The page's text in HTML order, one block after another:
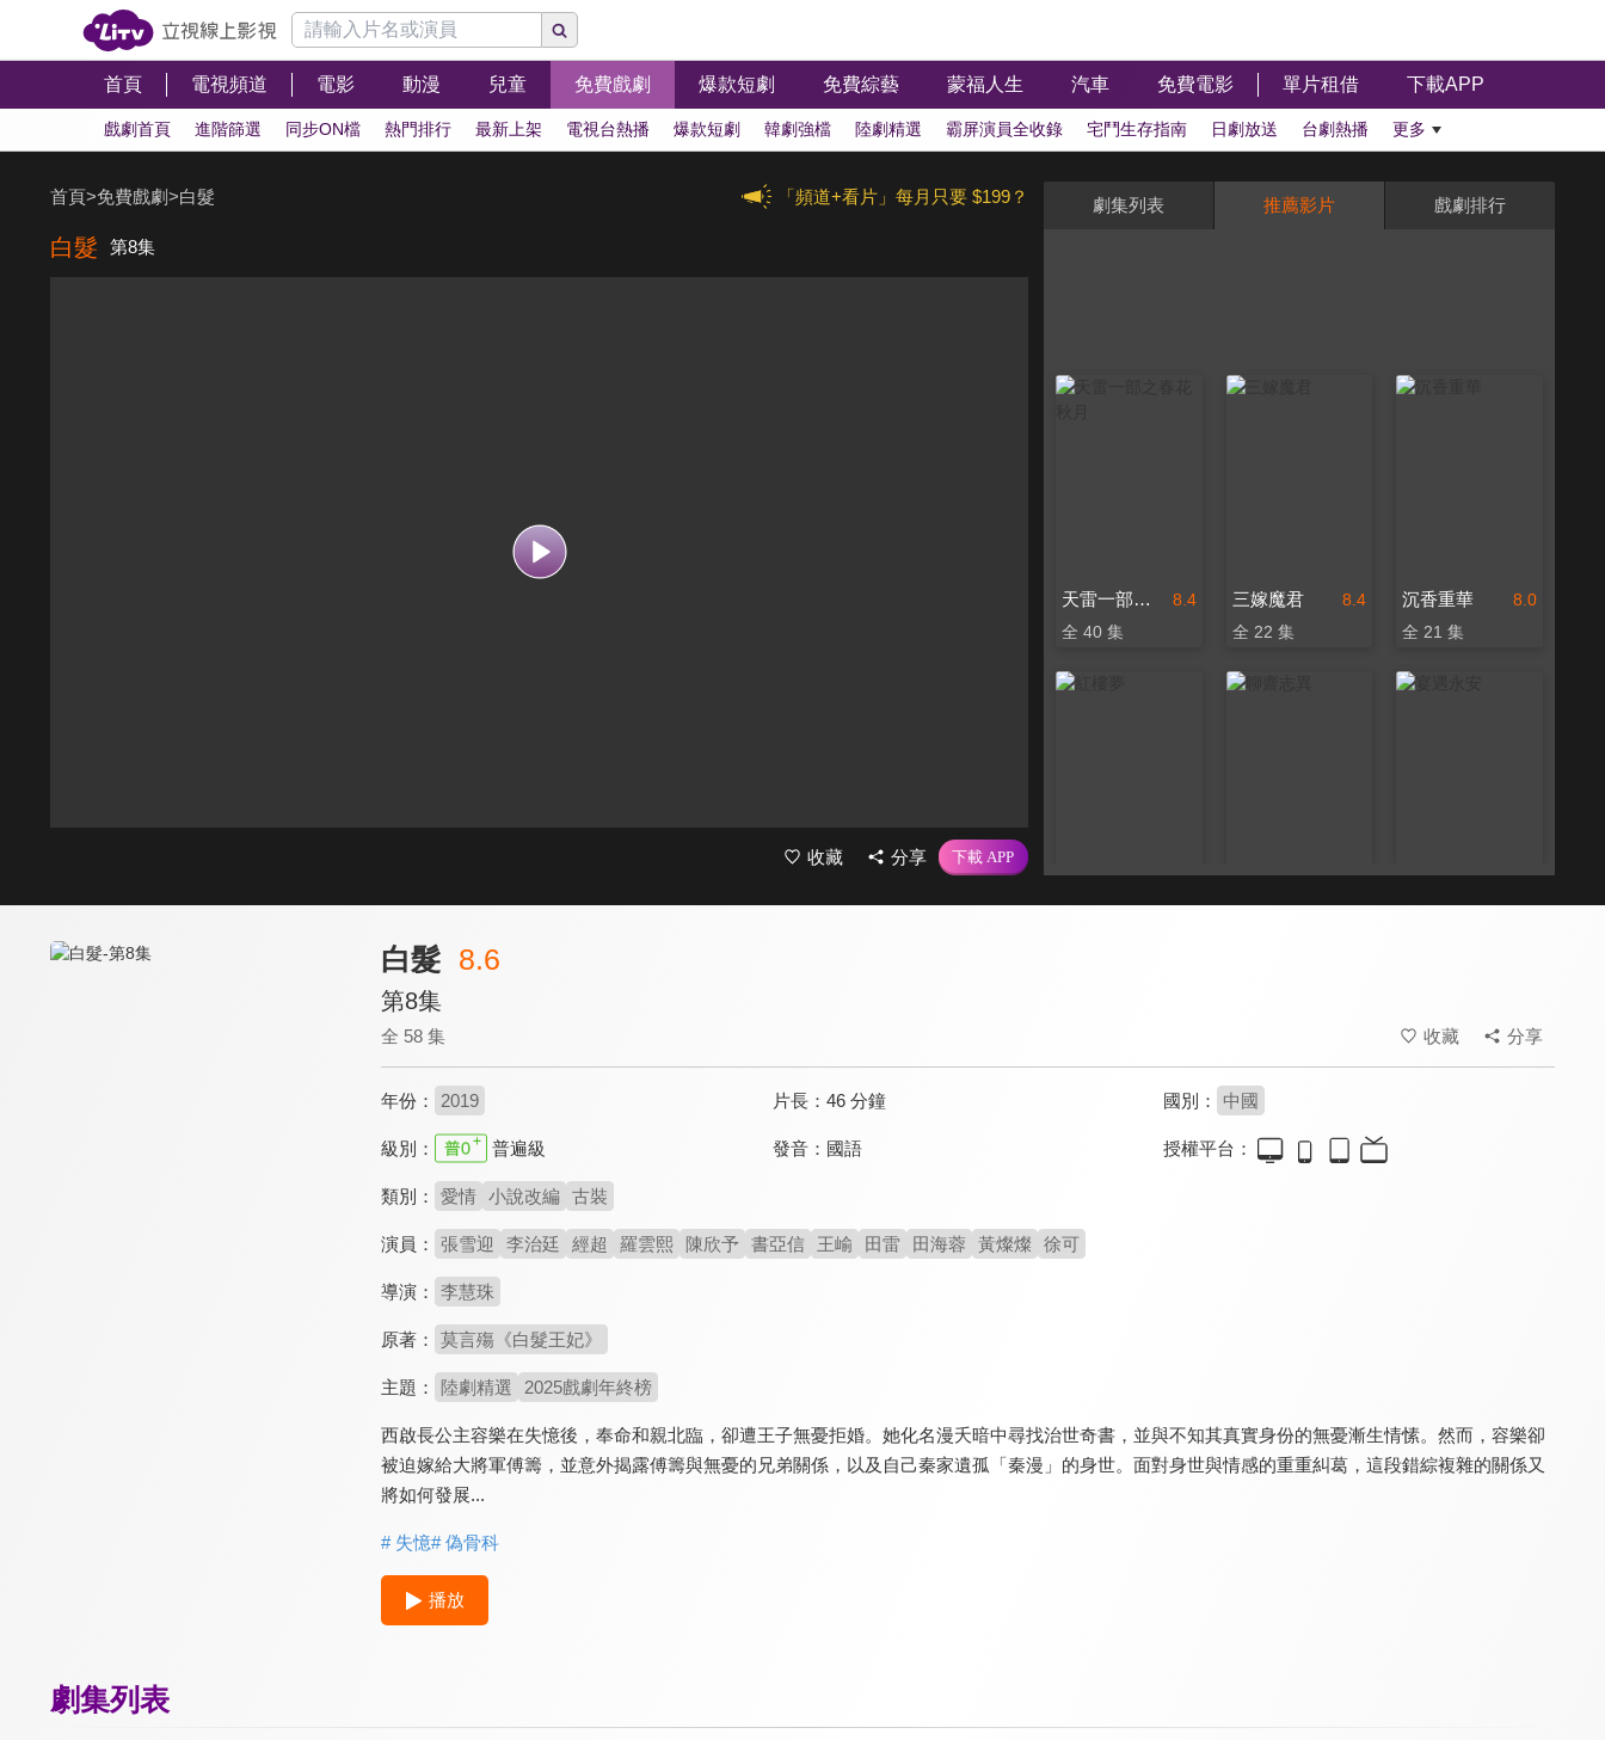
首頁 電視頻道 電影 動漫 兒童 免費戲劇 爆款短劇 免費綜藝 蒙福人生 汽車 免費電影 單片租借 下載APP
戲劇首頁 進階篩選 同步ON檔 熱門排行 最新上架 電視台熱播 爆款短劇 韓劇強檔 陸劇精選 霸屏演員全收錄 宅鬥生存指南 日劇放送 台劇熱播 更多
「頻道+看片」每月只要 $199？
首頁>免費戲劇>白髮
白髮 第8集
收藏 分享
劇集列表 推薦影片 戲劇排行
8.4
天雷一部之春花秋月
全 40 集
8.4
三嫁魔君
全 22 集
8.0
沉香重華
全 21 集
全 40 集
白髮 8.6
第8集
全 58 集 收藏 分享
年份： 2019 片長： 46 分鐘 國別： 中國
級別： 普遍級 發音： 國語 授權平台：
類別： 愛情 小說改編 古裝
演員： 張雪迎 李治廷 經超 羅雲熙 陳欣予 書亞信 王崳 田雷 田海蓉 黃燦燦 徐可
導演： 李慧珠
原著： 莫言殤《白髮王妃》
主題： 陸劇精選 2025戲劇年終榜
西啟長公主容樂在失憶後，奉命和親北臨，卻遭王子無憂拒婚。她化名漫夭暗中尋找治世奇書，並與不知其真實身份的無憂漸生情愫。然而，容樂卻
被迫嫁給大將軍傅籌，並意外揭露傅籌與無憂的兄弟關係，以及自己秦家遺孤「秦漫」的身世。面對身世與情感的重重糾葛，這段錯綜複雜的關係又
將如何發展...
# 失憶# 偽骨科
播放
劇集列表